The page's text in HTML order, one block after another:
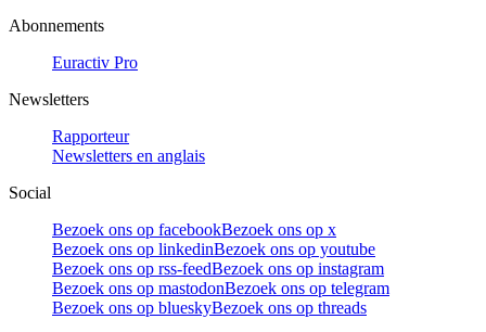
Abonnements
Euractiv Pro
Newsletters
Rapporteur
Newsletters en anglais
Social
Bezoek ons op facebookBezoek ons op x
Bezoek ons op linkedinBezoek ons op youtube
Bezoek ons op rss-feedBezoek ons op instagram
Bezoek ons op mastodonBezoek ons op telegram
Bezoek ons op blueskyBezoek ons op threads